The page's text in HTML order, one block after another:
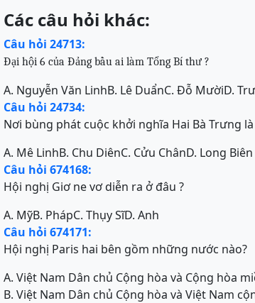
Các câu hỏi khác:
Câu hỏi 24713:
Đại hội 6 của Đảng bầu ai làm Tổng Bí thư ?
A. Nguyễn Văn LinhB. Lê DuẩnC. Đỗ MườiD.
Câu hỏi 24734:
Nơi bùng phát cuộc khởi nghĩa Hai Bà Trưng
A. Mê LinhB. Chu DiênC. Cửu ChânD. Long Biên
Câu hỏi 674168:
Hội nghị Giơ ne vơ diễn ra ở đâu ?
A. MỹB. PhápC. Thụy SĩD. Anh
Câu hỏi 674171:
Hội nghị Paris hai bên gồm những nước nào?
A. Việt Nam Dân chủ Cộng hòa và Cộng hòa
B. Việt Nam Dân chủ Cộng hòa và Việt Nam